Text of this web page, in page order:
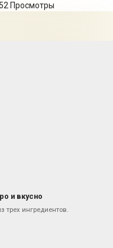
Просмотры
и вкусно
трех ингредиентов.